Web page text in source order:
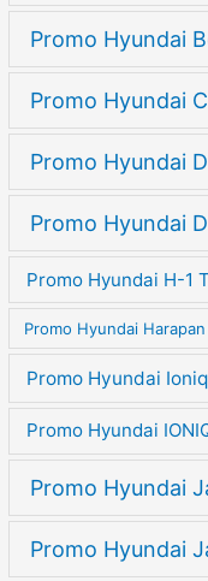
Promo Hyundai
Promo Hyundai
Promo Hyundai
Promo Hyundai
Promo Hyundai H-1
Promo Hyundai
Promo Hyundai
Promo Hyundai
Promo Hyundai
Promo Hyundai